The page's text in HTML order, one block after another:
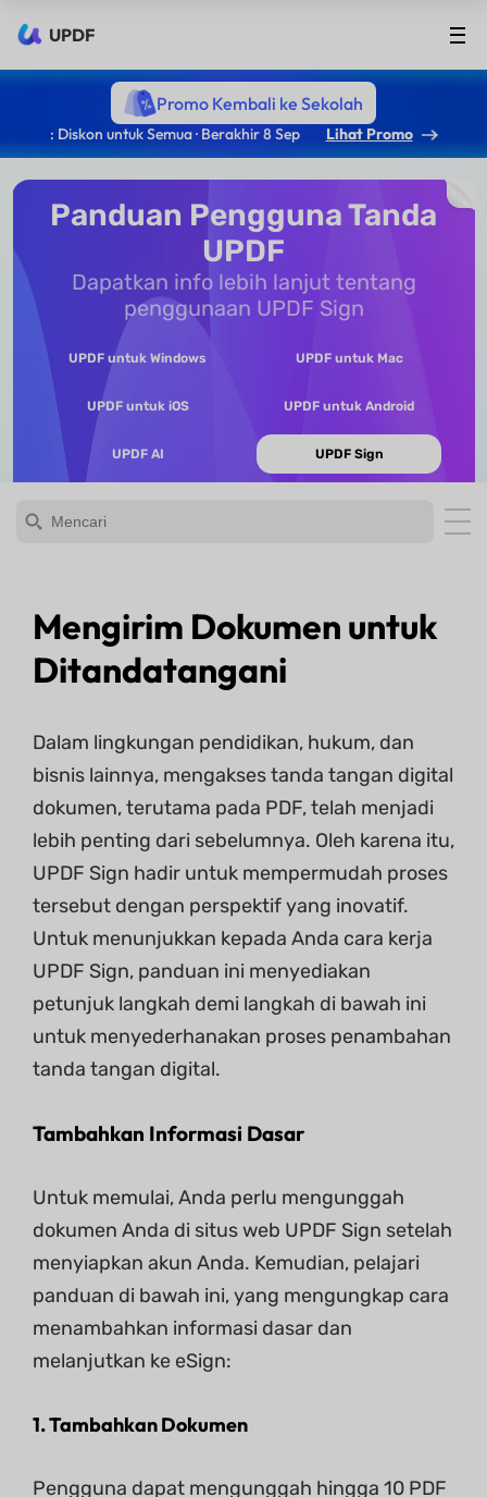
UPDF
Promo Kembali ke Sekolah
: Diskon untuk Semua · Berakhir 8 Sep Lihat Promo
Panduan Pengguna Tanda
UPDF
Dapatkan info lebih lanjut tentang
penggunaan UPDF Sign
UPDF untuk Windows UPDF untuk Mac
UPDF untuk iOS UPDF untuk Android
UPDF AI UPDF Sign
Mengirim Dokumen untuk
Ditandatangani
Dalam lingkungan pendidikan, hukum, dan
bisnis lainnya, mengakses tanda tangan digital
dokumen, terutama pada PDF, telah menjadi
lebih penting dari sebelumnya. Oleh karena itu,
UPDF Sign hadir untuk mempermudah proses
tersebut dengan perspektif yang inovatif.
Untuk menunjukkan kepada Anda cara kerja
UPDF Sign, panduan ini menyediakan
petunjuk langkah demi langkah di bawah ini
untuk menyederhanakan proses penambahan
tanda tangan digital.
Tambahkan Informasi Dasar
Untuk memulai, Anda perlu mengunggah
dokumen Anda di situs web UPDF Sign setelah
menyiapkan akun Anda. Kemudian, pelajari
panduan di bawah ini, yang mengungkap cara
menambahkan informasi dasar dan
melanjutkan ke eSign:
1. Tambahkan Dokumen
Pengguna dapat mengunggah hingga 10 PDF